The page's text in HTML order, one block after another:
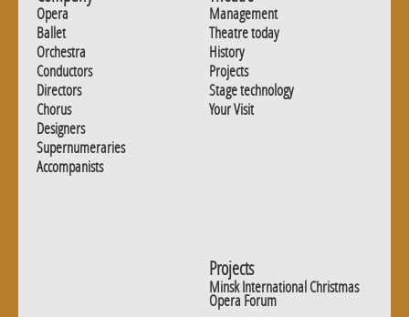
Opera
Ballet
Orchestra
Conductors
Directors
Chorus
Designers
Supernumeraries
Accompanists
Management
Theatre today
History
Projects
Stage technology
Your Visit
Projects
Minsk International Christmas
Opera Forum